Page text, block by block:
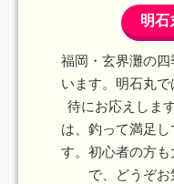
明石
福岡・玄界灘の
います。明石丸
待にお応えしま
は、釣って満足
す。初心者の方
で、どうぞお